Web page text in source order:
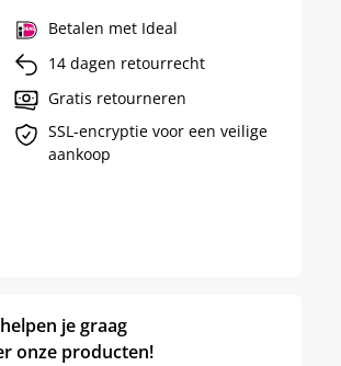
Betalen met Ideal
14 dagen retourrecht
Gratis retourneren
SSL-encryptie voor een veilige
aankoop
je graag
onze producten!